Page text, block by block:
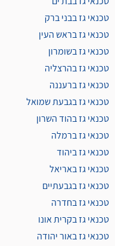
טכנאי גז בבני ברק
טכנאי גז בראש העין
טכנאי גז בשומרון
טכנאי גז בהרצליה
טכנאי גז ברעננה
טכנאי גז בגבעת שמואל
טכנאי גז בהוד השרון
טכנאי גז ברמלה
טכנאי גז ביהוד
טכנאי גז באריאל
טכנאי גז בגבעתיים
טכנאי גז בחדרה
טכנאי גז בקרית אונו
טכנאי גז באור יהודה